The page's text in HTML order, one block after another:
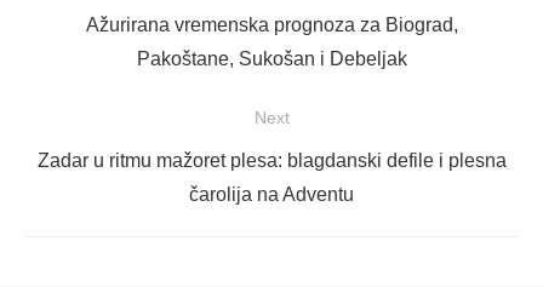
objava
PreviousAžurirana vremenska prognoza za Biograd,
Pakoštane, Sukošan i Debeljak
Next
Next
Zadar u ritmu mažoret plesa: blagdanski defile i plesna
čarolija na Adventu